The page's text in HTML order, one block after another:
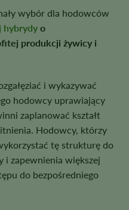
wybór dla hodowców
hybrydy o
produkcji żywicy i
i wykazywać
hodowcy uprawiający
zaplanować kształt
Hodowcy, którzy
tę strukturę do
i zapewnienia większej
do bezpośredniego